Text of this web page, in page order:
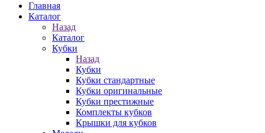
Главная
Каталог
Назад
Каталог
Кубки
Назад
Кубки
Кубки стандартные
Кубки оригинальные
Кубки престижные
Комплекты кубков
Крышки для кубков